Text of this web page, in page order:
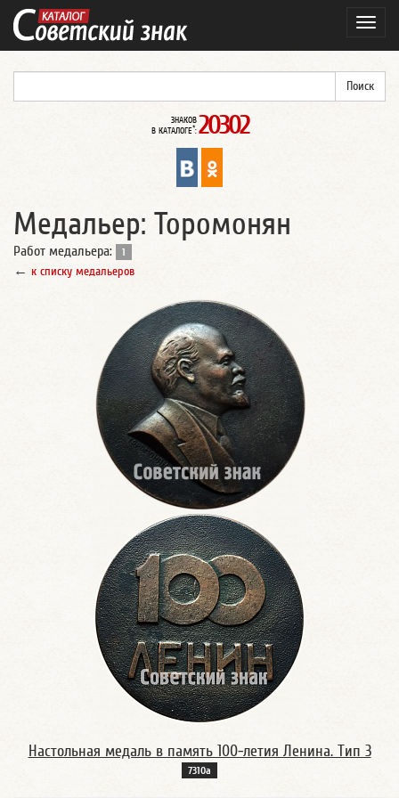
ЗНАКОВ
В КАТАЛОГЕ*: 20302
Медальер: Торомонян
Работ медальера: 1
← к списку медальеров
Настольная медаль в память 100-летия Ленина. Тип 3
7310а